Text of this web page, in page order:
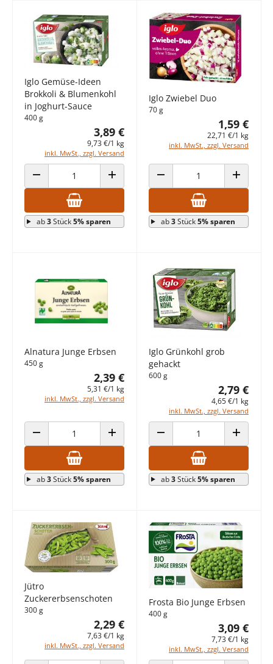
Iglo Gemüse-Ideen
Brokkoli & Blumenkohl
in Joghurt-Sauce
400 g
3,89 €
9,73 €/1 kg
inkl. MwSt., zzgl. Versand
ANZAHL VERRINGERN ANZAHL ERHÖHEN
ab3Stück5% sparen
Iglo Zwiebel Duo
70 g
1,59 €
22,71 €/1 kg
inkl. MwSt., zzgl. Versand
ANZAHL VERRINGERN ANZAHL
ab3Stück5% sparen
Alnatura Junge Erbsen
450 g
2,39 €
5,31 €/1 kg
inkl. MwSt., zzgl. Versand
ANZAHL VERRINGERN ANZAHL ERHÖHEN
ab3Stück5% sparen
Iglo Grünkohl grob
gehackt
600 g
2,79 €
4,65 €/1 kg
inkl. MwSt., zzgl. Versand
ANZAHL VERRINGERN ANZAHL
ab3Stück5% sparen
Jütro
Zuckererbsenschoten
300 g
2,29 €
7,63 €/1 kg
inkl. MwSt., zzgl. Versand
Frosta Bio Junge Erbsen
400 g
3,09 €
7,73 €/1 kg
inkl. MwSt., zzgl. Versand